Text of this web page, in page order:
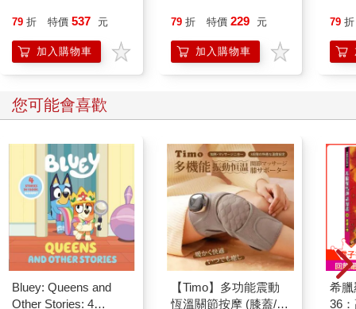
流⾏，看看很多人對真相第一反應的遮掩，就能知道，撒謊在某
種程度上是人的天性。真誠的態度，是要與人性中的⾃私和貪婪
對抗的，甚⾄要直接面對自己的很多問題，承擔更直接的責任。
我個人⾮常反感「洗腦」這個詞，它是一種管理上的選擇，能夠
在最短時間內粗暴地統一很多人的共識，形成沒有反抗和思考的
結果，且效率很⾼，但這違反了我對於溝通的理解。
能創造價值。但是，如果我們抹殺掉溝通中的真誠，否定溝通中
的多元，那整個群體的創造力也會同時被扼殺。
PUA就更不⽤說了，使⽤那麼多的套路和伎倆，就是為了控制別
人，達成自己的目的。PUA的核心是溝通雙方的不平等，如果不
用些⼿段就沒法達成目的。從本質上來說，雙方並沒有獲得一種
真實的關係，只是透過暫時蒙蔽他人而達成的一種臨時性信任，
而這種信任是⾮常容易破滅的。
我一直堅持一個觀點：在事情上，你可以用各種各樣的⼿段，但
在人⾝上，就不耍⼿段了，在人⾝上使⽤的所有⼿段，最後都會
反噬。真誠，說的就是人與人之間的關係，所有的不真誠可能會
79 折 特價 537 元
加入購物車
79 折 特價 229 元
加入購物車
79 折
您可能會喜歡
Bluey: Queens and
Other Stories: 4
【Timo】多功能震動
恆溫關節按摩 (膝蓋/
希
36